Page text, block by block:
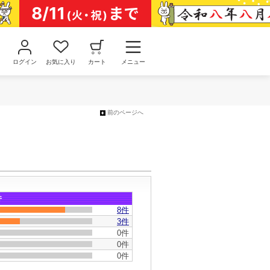
ログイン お気に入り カート メニュー
前のページへ
8件
3件
0件
0件
0件